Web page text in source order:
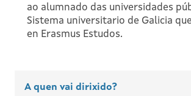
ao alumnado das universidades
Sistema universitario de Galicia
en Erasmus Estudos.
A quen vai dirixido?